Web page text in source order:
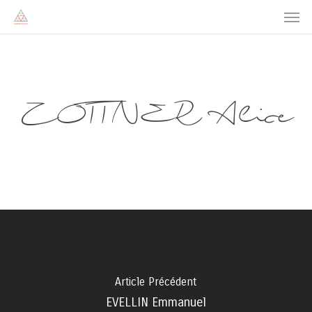
ZOTTNER Alice
Article Précédent
EVELLIN Emmanuel